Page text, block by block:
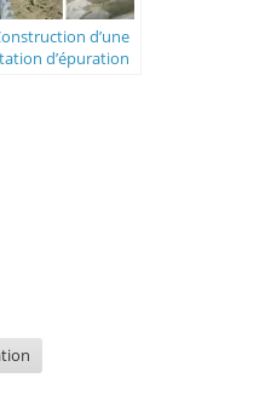
d’une
d’épuration